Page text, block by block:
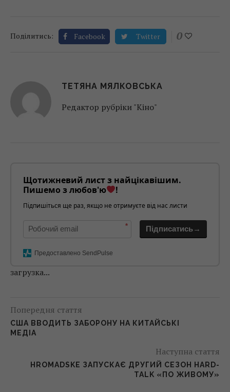
Поділитись: Facebook Twitter 0
ТЕТЯНА МЯЛКОВСЬКА
Редактор рубріки "Кіно"
Щотижневий лист з найцікавішим.
Пишемо з любов'ю
!
Підпишіться ще раз, якщо не отримуєте від нас листи
* Підписатись→
Предоставлено SendPulse
загрузка...
Попередня стаття
США ВВОДИТЬ ЗАБОРОНУ НА КИТАЙСЬКІ
МЕДІА
Наступна стаття
HROMADSKE ЗАПУСКАЄ ДРУГИЙ СЕЗОН HARD-
TALK «ПО ЖИВОМУ»